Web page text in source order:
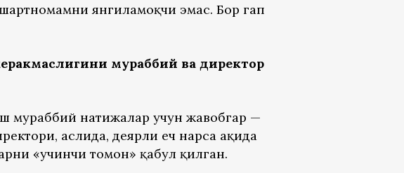
янгиламоқчи эмас. Бор гап
мураббий ва директор
мураббий натижалар учун жавобгар —
аслида, деярли ҳеч нарса ҳақида
«учинчи томон» қабул қилган.